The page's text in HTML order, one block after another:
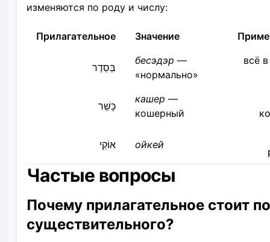
изменяются по роду и числу:
Прилагательное Значение
בְּסֵדֶר
бесэдэр —
«нормально»
הַכֹּל בְּסֵדֶר — всё в
כָּשֵׁר
кашер —
кошерный
אוֹקֵי ойкей
Частые вопросы
Почему прилагательное стоит
существительного?